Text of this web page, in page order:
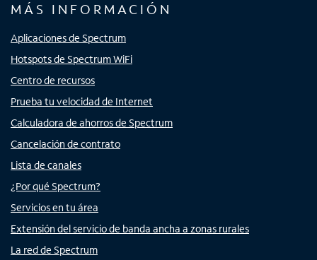
MÁS INFORMACIÓN
Aplicaciones de Spectrum
Hotspots de Spectrum WiFi
Centro de recursos
Prueba tu velocidad de Internet
Calculadora de ahorros de Spectrum
Cancelación de contrato
Lista de canales
¿Por qué Spectrum?
Servicios en tu área
Extensión del servicio de banda ancha a zonas rurales
La red de Spectrum